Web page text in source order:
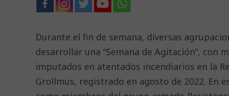
Durante el fin de semana, diversas
desarrollar una “Semana de Agitación”, con
imputados en atentados incendiarios en la
Grollmus, registrado en agosto de 2022. En